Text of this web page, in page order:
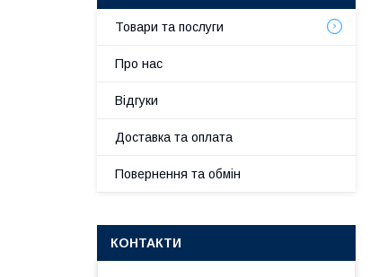
Товари та послуги
Про нас
Відгуки
Доставка та оплата
Повернення та обмін
КОНТАКТИ